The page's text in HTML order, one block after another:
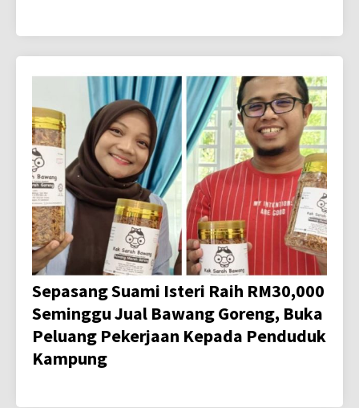
Sepasang Suami Isteri Raih RM30,000
Seminggu Jual Bawang Goreng, Buka
Peluang Pekerjaan Kepada Penduduk
Kampung